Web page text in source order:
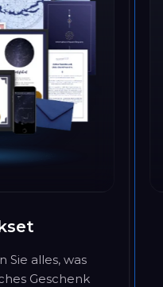
Sie alles, was
Geschenk